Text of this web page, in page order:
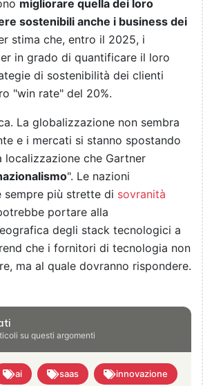
migliorare quella dei loro
sostenibili anche i business dei
stima che, entro il 2025, i
in grado di quantificare il loro
di sostenibilità dei clienti
"win rate" del 20%.
La globalizzazione non sembra
e i mercati si stanno spostando
localizzazione che Gartner
". Le nazioni
sempre più strette di sovranità
portare alla
degli stack tecnologici a
che i fornitori di tecnologia non
ma al quale dovranno rispondere.
su questi argomenti
ai saas innovazione